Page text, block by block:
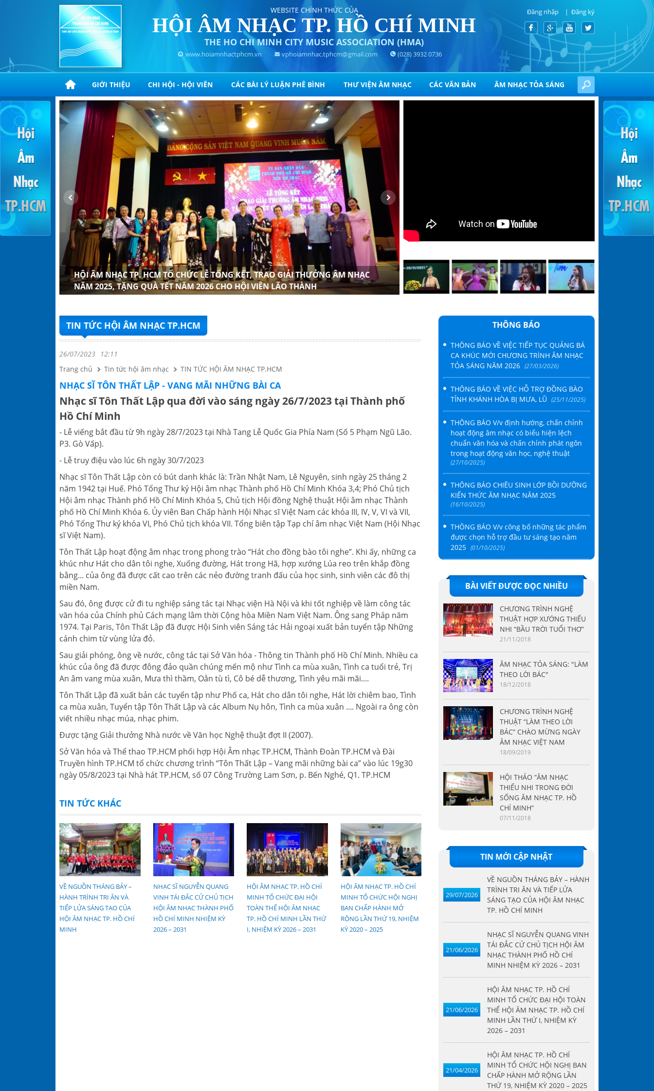
WEBSITE CHÍNH THỨC CỦA
HỘI ÂM NHẠC TP. HỒ CHÍ MINH
THE HO CHI MINH CITY MUSIC ASSOCIATION (HMA)
www.hoiamnhactphcm.vn vphoiamnhac.tphcm@gmail.com (028) 3932 0736
Đăng nhập Đăng ký
GIỚI THIỆU CHI HỘI - HỘI VIÊN CÁC BÀI LÝ LUẬN PHÊ BÌNH THƯ VIỆN ÂM NHẠC CÁC VĂN BẢN ÂM NHẠC TỎA SÁNG
HỘI ÂM NHẠC TP. HCM TỔ CHỨC LỄ TỔNG KẾT, TRAO GIẢI THƯỞNG ÂM NHẠC
NĂM 2025, TẶNG QUÀ TẾT NĂM 2026 CHO HỘI VIÊN LÃO THÀNH
HỘI ÂM NHẠC THÀNH PHỐ HỒ CHÍ MINH TỔ CHỨC TỌA ĐÀM
NHIỆM CỦA NGƯỜI HOẠT ĐỘNG ÂM NHẠC TẠI THÀNH PHỐ
TIN TỨC HỘI ÂM NHẠC TP.HCM
26/07/2023
12:11
Trang chủ
Tin tức hội âm nhạc TIN TỨC HỘI ÂM NHẠC TP.HCM
NHẠC SĨ TÔN THẤT LẬP - VANG MÃI NHỮNG BÀI CA
Nhạc sĩ Tôn Thất Lập qua đời vào sáng ngày 26/7/2023 tại Thành phố
Hồ Chí Minh
- Lễ viếng bắt đầu từ 9h ngày 28/7/2023 tại Nhà Tang Lễ Quốc Gia Phía Nam (Số 5 Phạm Ngũ Lão.
P3. Gò Vấp).
- Lễ truy điệu vào lúc 6h ngày 30/7/2023
Nhạc sĩ Tôn Thất Lập còn có bút danh khác là: Trần Nhật Nam, Lê Nguyên, sinh ngày 25 tháng 2
năm 1942 tại Huế. Phó Tổng Thư ký Hội âm nhạc Thành phố Hồ Chí Minh Khóa 3,4; Phó Chủ tịch
Hội âm nhạc Thành phố Hồ Chí Minh Khóa 5, Chủ tịch Hội đồng Nghệ thuật Hội âm nhạc Thành
phố Hồ Chí Minh Khóa 6. Ủy viên Ban Chấp hành Hội Nhạc sĩ Việt Nam các khóa III, IV, V, VI và VII,
Phó Tổng Thư ký khóa VI, Phó Chủ tịch khóa VII. Tổng biên tập Tạp chí âm nhạc Việt Nam (Hội Nhạc
sĩ Việt Nam).
Tôn Thất Lập hoạt động âm nhạc trong phong trào “Hát cho đồng bào tôi nghe”. Khi ấy, những ca
khúc như Hát cho dân tôi nghe, Xuống đường, Hát trong Hã, hợp xướng Lúa reo trên khắp đồng
bằng... của ông đã được cất cao trên các nẻo đường tranh đấu của học sinh, sinh viên các đô thị
miền Nam.
Sau đó, ông được cử đi tu nghiệp sáng tác tại Nhạc viện Hà Nội và khi tốt nghiệp về làm công tác
văn hóa của Chính phủ Cách mạng lâm thời Cộng hòa Miền Nam Việt Nam. Ông sang Pháp năm
1974. Tại Paris, Tôn Thất Lập đã được Hội Sinh viên Sáng tác Hải ngoại xuất bản tuyển tập Những
cánh chim từ vùng lửa đỏ.
Sau giải phóng, ông về nước, công tác tại Sở Văn hóa - Thông tin Thành phố Hồ Chí Minh. Nhiều ca
khúc của ông đã được đông đảo quần chúng mến mộ như Tình ca mùa xuân, Tình ca tuổi trẻ, Trị
An âm vang mùa xuân, Mưa thì thầm, Oẳn tù tì, Cô bé dễ thương, Tình yêu mãi mãi....
Tôn Thất Lập đã xuất bản các tuyển tập như Phố ca, Hát cho dân tôi nghe, Hát lời chiêm bao, Tình
ca mùa xuân, Tuyển tập Tôn Thất Lập và các Album Nụ hôn, Tình ca mùa xuân .... Ngoài ra ông còn
viết nhiều nhạc múa, nhạc phim.
Được tặng Giải thưởng Nhà nước về Văn học Nghệ thuật đợt II (2007).
Sở Văn hóa và Thể thao TP.HCM phối hợp Hội Âm nhạc TP.HCM, Thành Đoàn TP.HCM và Đài
Truyền hình TP.HCM tổ chức chương trình “Tôn Thất Lập – Vang mãi những bài ca” vào lúc 19g30
ngày 05/8/2023 tại Nhà hát TP.HCM, số 07 Công Trường Lam Sơn, p. Bến Nghé, Q1. TP.HCM
TIN TỨC KHÁC
VỀ NGUỒN THÁNG BẢY –
HÀNH TRÌNH TRI ÂN VÀ
TIẾP LỬA SÁNG TẠO CỦA
HỘI ÂM NHẠC TP. HỒ CHÍ
MINH
NHẠC SĨ NGUYỄN QUANG
VINH TÁI ĐẮC CỬ CHỦ TỊCH
HỘI ÂM NHẠC THÀNH PHỐ
HỒ CHÍ MINH NHIỆM KỲ
2026 – 2031
HỘI ÂM NHẠC TP. HỒ CHÍ
MINH TỔ CHỨC ĐẠI HỘI
TOÀN THỂ HỘI ÂM NHẠC
TP. HỒ CHÍ MINH LẦN THỨ
I, NHIỆM KỲ 2026 – 2031
HỘI ÂM NHẠC TP. HỒ CHÍ
MINH TỔ CHỨC HỘI NGHỊ
BAN CHẤP HÀNH MỞ
RỘNG LẦN THỨ 19, NHIỆM
KỲ 2020 – 2025
VỀ NGUỒN THÁNG BẢY –
HÀNH TRÌNH TRI ÂN VÀ
TIẾP LỬA SÁNG TẠO CỦA
NHẠC SĨ NGUYỄN QUANG
VINH TÁI ĐẮC CỬ CHỦ TỊCH
HỘI ÂM NHẠC THÀNH PHỐ
2026 – 2031
THÔNG BÁO
THÔNG BÁO VỀ VIỆC TIẾP TỤC QUẢNG BÁ
CA KHÚC MỚI CHƯƠNG TRÌNH ÂM NHẠC
TỎA SÁNG NĂM 2026 (27/03/2026)
THÔNG BÁO VỀ VIỆC HỖ TRỢ ĐỒNG BÀO
TỈNH KHÁNH HÒA BỊ MƯA, LŨ (25/11/2025)
THÔNG BÁO V/v định hướng, chấn chỉnh
hoạt động âm nhạc có biểu hiện lệch
chuẩn văn hóa và chấn chỉnh phát ngôn
trong hoạt động văn học, nghệ thuật
(27/10/2025)
THÔNG BÁO CHIÊU SINH LỚP BỒI DƯỠNG
KIẾN THỨC ÂM NHẠC NĂM 2025
(16/10/2025)
THÔNG BÁO V/v công bố những tác phẩm
được chọn hỗ trợ đầu tư sáng tạo năm
2025 (01/10/2025)
BÀI VIẾT ĐƯỢC ĐỌC NHIỀU
CHƯƠNG TRÌNH NGHỆ
THUẬT HỢP XƯỚNG THIẾU
NHI “BẦU TRỜI TUỔI THƠ”
21/11/2018
ÂM NHẠC TỎA SÁNG: "LÀM
THEO LỜI BÁC"
18/12/2018
CHƯƠNG TRÌNH NGHỆ
THUẬT “LÀM THEO LỜI
BÁC” CHÀO MỪNG NGÀY
ÂM NHẠC VIỆT NAM
18/09/2019
HỘI THẢO “ÂM NHẠC
THIẾU NHI TRONG ĐỜI
SỐNG ÂM NHẠC TP. HỒ
CHÍ MINH”
07/11/2018
TIN MỚI CẬP NHẬT
29/07/2026
VỀ NGUỒN THÁNG BẢY – HÀNH
TRÌNH TRI ÂN VÀ TIẾP LỬA
SÁNG TẠO CỦA HỘI ÂM NHẠC
TP. HỒ CHÍ MINH
21/06/2026
NHẠC SĨ NGUYỄN QUANG VINH
TÁI ĐẮC CỬ CHỦ TỊCH HỘI ÂM
NHẠC THÀNH PHỐ HỒ CHÍ
MINH NHIỆM KỲ 2026 – 2031
21/06/2026
HỘI ÂM NHẠC TP. HỒ CHÍ
MINH TỔ CHỨC ĐẠI HỘI TOÀN
THỂ HỘI ÂM NHẠC TP. HỒ CHÍ
MINH LẦN THỨ I, NHIỆM KỲ
2026 – 2031
21/04/2026
HỘI ÂM NHẠC TP. HỒ CHÍ
MINH TỔ CHỨC HỘI NGHỊ BAN
CHẤP HÀNH MỞ RỘNG LẦN
THỨ 19, NHIỆM KỲ 2020 – 2025